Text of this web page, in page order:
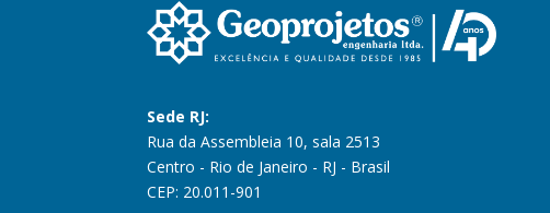
Sede RJ:
Rua da Assembleia 10, sala 2513
Centro - Rio de Janeiro - RJ - Brasil
CEP: 20.011-901